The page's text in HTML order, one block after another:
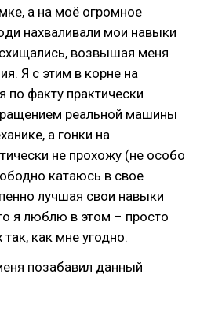
а на моё огромное
нахваливали мои навыки
возвышая меня
Я с этим в корне на
по факту практически
реальной машины
а гонки на
не прохожу (не особо
катаюсь в свое
лучшая свои навыки
я люблю в этом – просто
как мне угодно.
позабавил данный